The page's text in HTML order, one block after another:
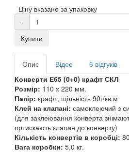
Ціну вказано за упаковку
-
Купити
Опис Відео
6 відгуків
Конверти Е65 (0+0) крафт СКЛ
Розмір: 110 х 220 мм.
Папір: крафт, щільність 90г/кв.м
Клей на клапані: самоклеючий з
(для заклеювання конверта
пртискають клапан до конверту)
Кількість конвертів в коробці:
Вага коробки: 5,0 кг.